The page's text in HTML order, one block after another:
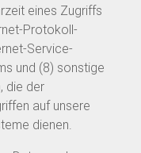
eines Zugriffs
Protokoll-
Service-
und (8) sonstige
die der
auf unsere
dienen.